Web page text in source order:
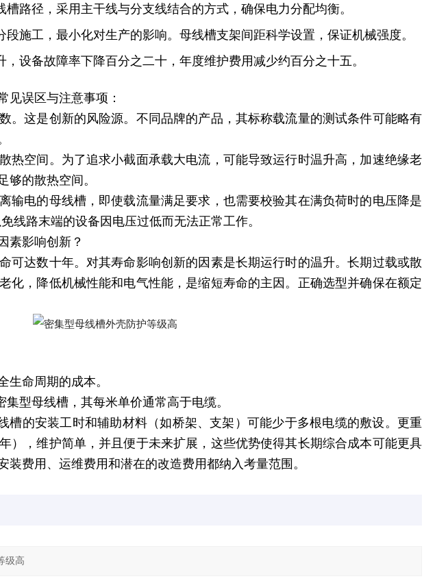
路径，采用主干线与分支线结合的方式，确保电力分配均衡。
施工，最小化对生产的影响。母线槽支架间距科学设置，保证机械强度。
设备故障率下降百分之二十，年度维护费用减少约百分之十五。
见误区与注意事项：
。这是创新的风险源。不同品牌的产品，其标称载流量的测试条件可能略有
热空间。为了追求小截面承载大电流，可能导致运行时温升高，加速绝缘老
够的散热空间。
输电的母线槽，即使载流量满足要求，也需要校验其在满负荷时的电压降是
线路末端的设备因电压过低而无法正常工作。
素影响创新？
可达数十年。对其寿命影响创新的因素是长期运行时的温升。长期过载或散
化，降低机械性能和电气性能，是缩短寿命的主因。正确选型并确保在额定
生命周期的成本。
型母线槽，其每米单价通常高于电缆。
槽的安装工时和辅助材料（如桥架、支架）可能少于多根电缆的敷设。更重
），维护简单，并且便于未来扩展，这些优势使得其长期综合成本可能更具
费用、运维费用和潜在的改造费用都纳入考量范围。